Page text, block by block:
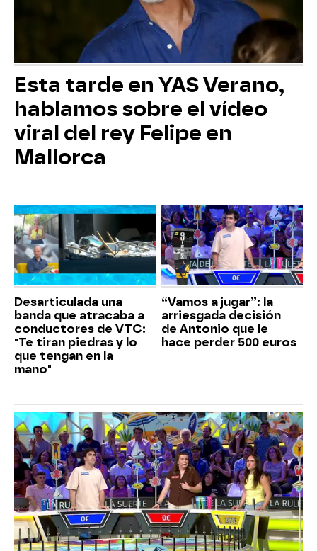
Esta tarde en YAS Verano,
hablamos sobre el vídeo
viral del rey Felipe en
Mallorca
Desarticulada una
banda que atracaba a
conductores de VTC:
"Te tiran piedras y lo
que tengan en la
mano"
“Vamos a jugar”: la
arriesgada decisión
de Antonio que le
hace perder 500 euros